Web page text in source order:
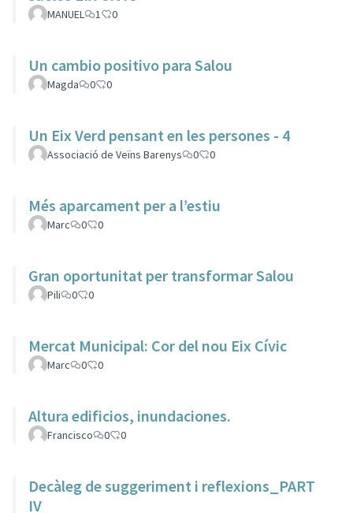
MANUEL 1 0
Un cambio positivo para Salou
Magda 0 0
Un Eix Verd pensant en les persones - 4
Associació de Veïns Barenys 0 0
Més aparcament per a l’estiu
Marc 0 0
Gran oportunitat per transformar Salou
Pili 0 0
Mercat Municipal: Cor del nou Eix Cívic
Marc 0 0
Altura edificios, inundaciones.
Francisco 0 0
Decàleg de suggeriment i reflexions_PART
IV